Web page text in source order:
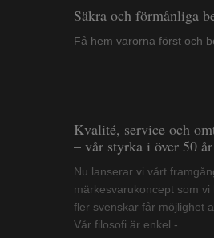
Säkra och förmånliga
Få hem varorna först och
Kvalité, service och
– vår styrka i över 50 år
Nu lanserar vi vårt
märkesvarukoncept
fler svenskar får
Vår filosofi